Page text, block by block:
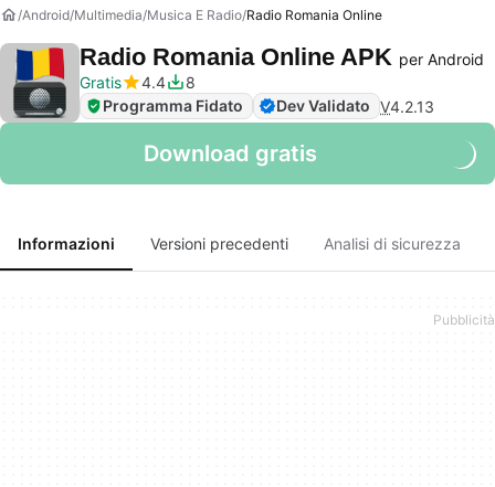
Android Multimedia Musica E Radio Radio Romania Online
Radio Romania Online APK per Android
Gratis
4.4
8
Programma Fidato
Dev Validato V4.2.13
Download gratis
Informazioni Versioni precedenti Analisi di sicurezza